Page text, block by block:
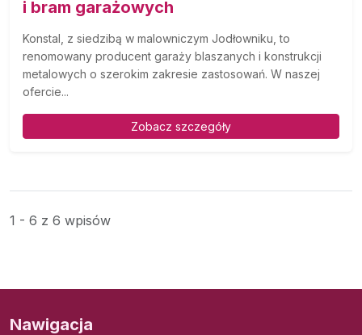
i bram garażowych
Konstal, z siedzibą w malowniczym Jodłowniku, to
renomowany producent garaży blaszanych i konstrukcji
metalowych o szerokim zakresie zastosowań. W naszej
ofercie...
Zobacz szczegóły
1 - 6 z 6 wpisów
Nawigacja